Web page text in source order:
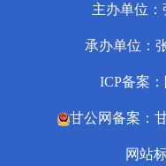
主办单位
承办单位：
ICP备案：
甘公网备案：
网站